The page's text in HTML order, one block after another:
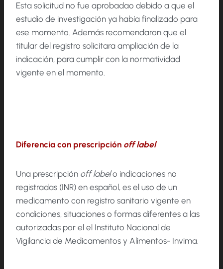
Esta solicitud no fue aprobadao debido a que el
estudio de investigación ya había finalizado para
ese momento. Además recomendaron que el
titular del registro solicitara ampliación de la
indicación, para cumplir con la normatividad
vigente en el momento.
Diferencia con prescripción off label
Una prescripción off labelo indicaciones no
registradas (INR) en español, es el uso de un
medicamento con registro sanitario vigente en
condiciones, situaciones o formas diferentes a las
autorizadas por el el Instituto Nacional de
Vigilancia de Medicamentos y Alimentos- Invima.